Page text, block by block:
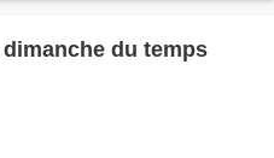
du temps